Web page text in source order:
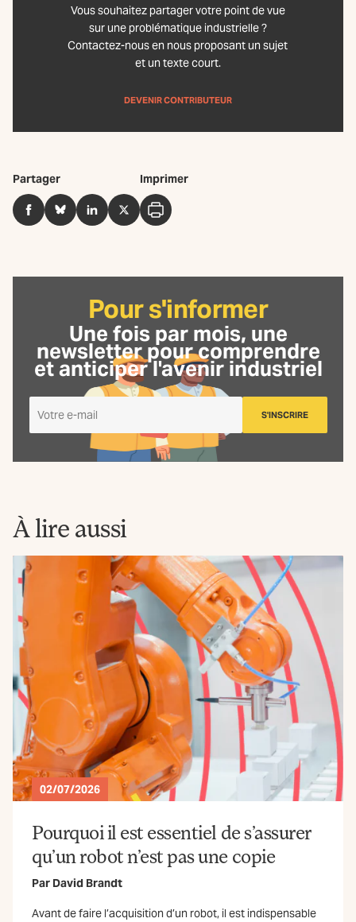
Vous souhaitez partager votre point de vue
sur une problématique industrielle ?
Contactez-nous en nous proposant un sujet
et un texte court.
DEVENIR CONTRIBUTEUR
Partager
FacebookBlueSkyLinkedInTwitter
Imprimer
Imprimer
Pour s'informer
Une fois par mois, une
newsletterpour comprendre
et anticiper l'avenir industriel
m'inscris
à
S'INSCRIRE
À lire aussi
02/07/2026
Pourquoi il est essentiel de s’assurer
qu’un robot n’est pas une copie
Par David Brandt
Avant de faire l’acquisition d’un robot, il est indispensable